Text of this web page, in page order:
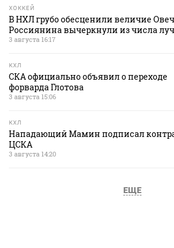
ХОККЕЙ
В НХЛ грубо обесценили величие
Россиянина вычеркнули из числа
3 августа 16:17
КХЛ
СКА официально объявил о переходе
форварда Глотова
3 августа 15:06
КХЛ
Нападающий Мамин подписал
ЦСКА
3 августа 14:20
ЕЩЕ